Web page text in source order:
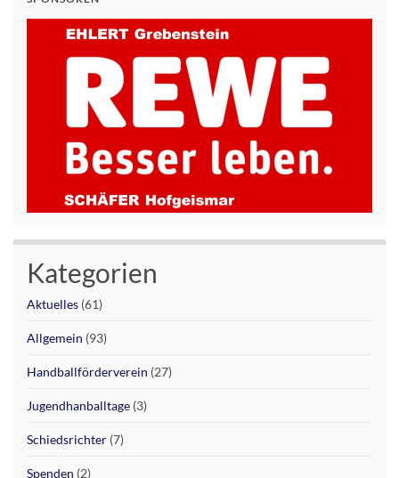
Kategorien
Aktuelles (61)
Allgemein (93)
Handballförderverein (27)
Jugendhanballtage (3)
Schiedsrichter (7)
Spenden (2)